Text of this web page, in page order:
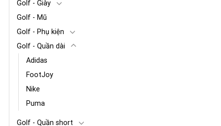
Golf - Giày
Golf - Mũ
Golf - Phụ kiện
Golf - Quần dài
Adidas
FootJoy
Nike
Puma
Golf - Quần short